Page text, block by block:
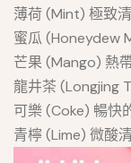
薄荷 (Mint) 極致
蜜瓜 (Honeydew
芒果 (Mango) 熱
龍井茶 (Longjing
可樂 (Coke) 暢快
青檸 (Lime) 微酸